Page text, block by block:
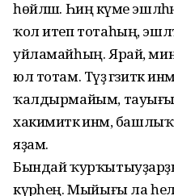
һөйләш. Һиңә күме
ҡол итеп тотаһың,
уйламайһың. Ярай, мин
юл тотам. Тәүҙә гәзиткә
ҡалдырмайым,
хакимиәткә инәм,
яҙам.
Бындай
күрәһең. Мыйығы ла